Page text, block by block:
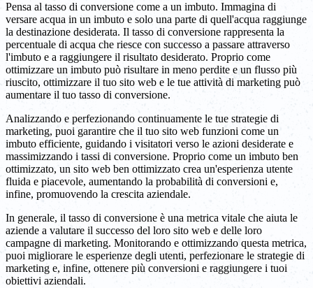
Pensa al tasso di conversione come a un imbuto. Immagina di
versare acqua in un imbuto e solo una parte di quell'acqua raggiunge
la destinazione desiderata. Il tasso di conversione rappresenta la
percentuale di acqua che riesce con successo a passare attraverso
l'imbuto e a raggiungere il risultato desiderato. Proprio come
ottimizzare un imbuto può risultare in meno perdite e un flusso più
riuscito, ottimizzare il tuo sito web e le tue attività di marketing può
aumentare il tuo tasso di conversione.
Analizzando e perfezionando continuamente le tue strategie di
marketing, puoi garantire che il tuo sito web funzioni come un
imbuto efficiente, guidando i visitatori verso le azioni desiderate e
massimizzando i tassi di conversione. Proprio come un imbuto ben
ottimizzato, un sito web ben ottimizzato crea un'esperienza utente
fluida e piacevole, aumentando la probabilità di conversioni e,
infine, promuovendo la crescita aziendale.
In generale, il tasso di conversione è una metrica vitale che aiuta le
aziende a valutare il successo del loro sito web e delle loro
campagne di marketing. Monitorando e ottimizzando questa metrica,
puoi migliorare le esperienze degli utenti, perfezionare le strategie di
marketing e, infine, ottenere più conversioni e raggiungere i tuoi
obiettivi aziendali.